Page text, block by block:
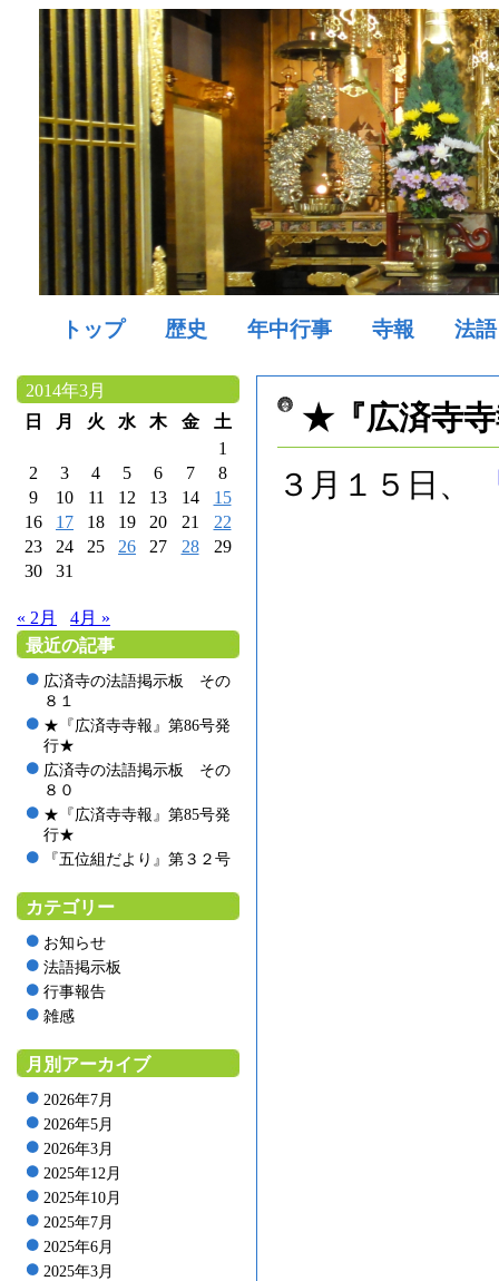
トップ 歴史 年中行事 寺報 法語
2014年3月
日
月 火 水 木 金
土
1
2
3 4 5 6 7
8
9
10 11 12 13 14
15
16
17 18 19 20 21
22
23
24 25 26 27 28
29
30
31
« 2月
4月 »
最近の記事
広済寺の法語掲示板 その
８１
★『広済寺寺報』第86号発
行★
広済寺の法語掲示板 その
８０
★『広済寺寺報』第85号発
行★
『五位組だより』第３２号
カテゴリー
お知らせ
法語掲示板
行事報告
雑感
月別アーカイブ
2026年7月
2026年5月
2026年3月
2025年12月
2025年10月
2025年7月
2025年6月
2025年3月
★『広済寺
３月１５日、